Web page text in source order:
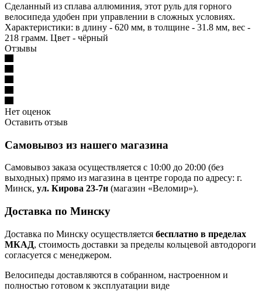
Сделанный из сплава аллюминия, этот руль для горного
велосипеда удобен при управлении в сложных условиях.
Характеристики: в длину - 620 мм, в толщине - 31.8 мм, вес -
218 грамм. Цвет - чёрный
Отзывы
Нет оценок
Оставить отзыв
Самовывоз из нашего магазина
Самовывоз заказа осуществляется с 10:00 до 20:00 (без
выходных) прямо из магазина в центре города по адресу: г.
Минск, ул. Кирова 23-7н (магазин «Веломир»).
Доставка по Минску
Доставка по Минску осуществляется бесплатно в пределах
МКАД, стоимость доставки за пределы кольцевой автодороги
согласуется с менеджером.
Велосипеды доставляются в собранном, настроенном и
полностью готовом к эксплуатации виде